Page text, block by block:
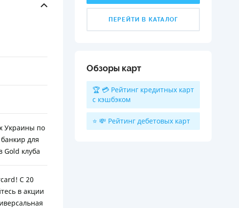
Украины по
для
клуба
С 20
в акции
ПЕРЕЙТИ В КАТАЛОГ
Обзоры карт
🏆 💳 Рейтинг кредитных карт
с кэшбэком
⭐ 💸 Рейтинг дебетовых карт